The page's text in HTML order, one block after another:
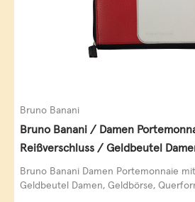
Bruno Banani
Bruno Banani / Damen
Reißverschluss / Geldbeutel
Querformat, echt Leder, black/
Bruno Banani Damen Portemonnaie
Geldbeutel Damen, Geldbörse,